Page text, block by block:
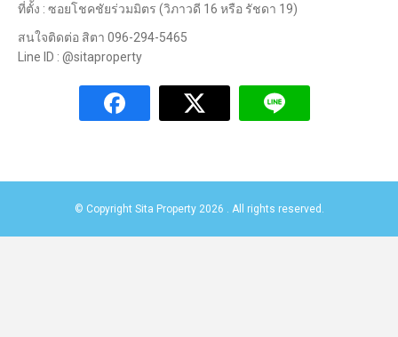
ที่ตั้ง : ซอยโชคชัยร่วมมิตร (วิภาวดี 16 หรือ รัชดา 19)
สนใจติดต่อ สิตา 096-294-5465
Line ID : @sitaproperty
© Copyright Sita Property 2026 . All rights reserved.